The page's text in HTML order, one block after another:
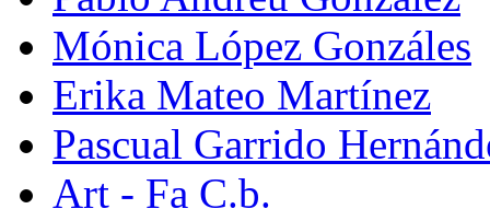
Mónica López Gonzáles
Erika Mateo Martínez
Pascual Garrido
Art - Fa C.b.